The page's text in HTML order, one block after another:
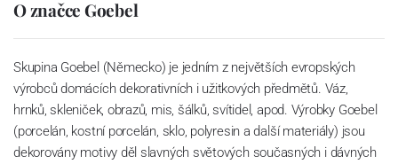
O značce Goebel
Skupina Goebel (Německo) je jedním z největších evropských
výrobců domácích dekorativních i užitkových předmětů. Váz,
hrnků, skleniček, obrazů, mis, šálků, svítidel, apod. Výrobky Goebel
(porcelán, kostní porcelán, sklo, polyresin a další materiály) jsou
dekorovány motivy děl slavných světových současných i dávných